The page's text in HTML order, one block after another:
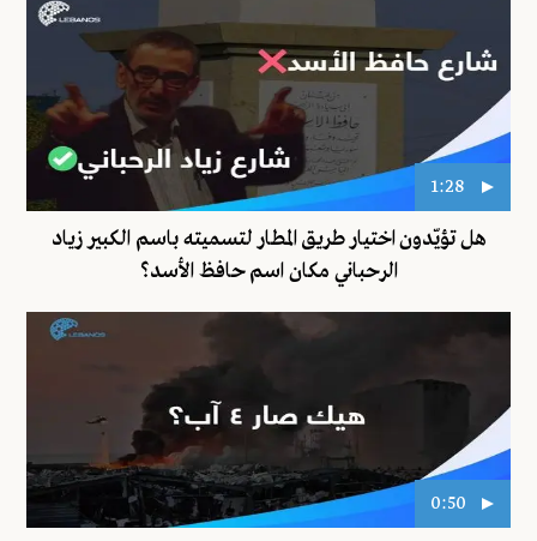
1:28
هل تؤيّدون اختيار طريق المطار لتسميته باسم الكبير زياد
الرحباني مكان اسم حافظ الأسد؟
0:50